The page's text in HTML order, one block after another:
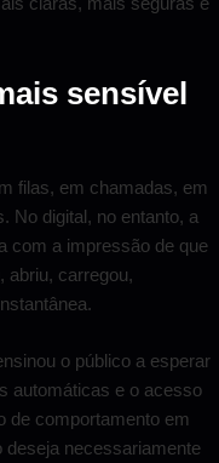
sensível
filas, em chamadas, em
No digital, no entanto, a
com a impressão de que
abriu, carregou,
o público a esperar
automáticas e o acesso
de comportamento em
deseja necessariamente